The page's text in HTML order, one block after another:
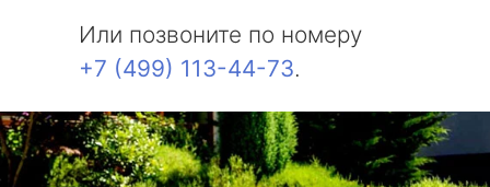
Или позвоните по номеру
+7 (499) 113-44-73.